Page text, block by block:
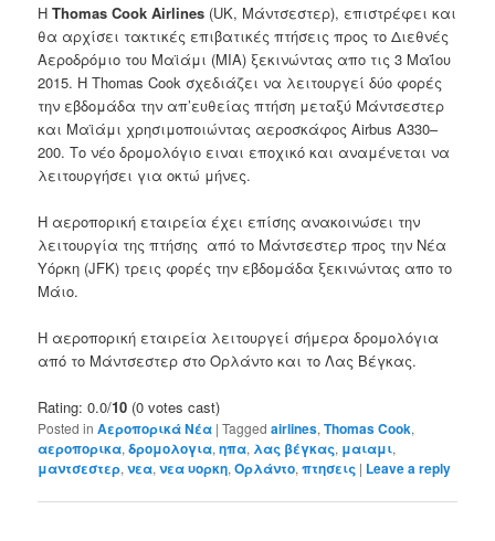
ΗThomas Cook Airlines (UK, Μάντσεστερ), επιστρέφει και
θα αρχίσει τακτικές επιβατικές πτήσεις προς το Διεθνές
Αεροδρόμιο του Μαϊάμι (MIA) ξεκινώντας απο τις 3 Μαΐου
2015. ΗThomas Cook σχεδιάζει να λειτουργεί δύο φορές
την εβδομάδα την απ’ευθείας πτήση μεταξύ Μάντσεστερ
και Μαϊάμι χρησιμοποιώντας αεροσκάφοςAirbus A330–
200. Το νέο δρομολόγιο ειναι εποχικόκαι αναμένεται να
λειτουργήσει για οκτώ μήνες.
Η αεροπορική εταιρεία έχει επίσης ανακοινώσει την
λειτουργία της πτήσης από το Μάντσεστερ προς την Νέα
Υόρκη (JFK) τρεις φορές την εβδομάδα ξεκινώντας απο το
Μάιο.
Η αεροπορική εταιρεία λειτουργεί σήμερα δρομολόγια
από το Μάντσεστερ στο Ορλάντο και το Λας Βέγκας.
Rating: 0.0/10 (0 votes cast)
Posted in Αεροπορικά Νέα |Tagged airlines,Thomas Cook,
αεροπορικα,δρομολογια,ηπα, λας βέγκας, μαιαμι,
μαντσεστερ,νεα,νεα υορκη,Ορλάντο,πτησεις | Leave a reply